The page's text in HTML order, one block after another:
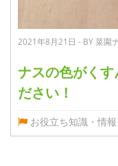
2021年8月21日 - BY 菜園
ナスの色がくす
ださい！
お役立ち知識・情報